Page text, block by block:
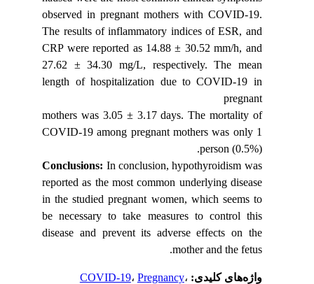
observed
in pregnant mothers with COVID-19.
The results of inflammatory indices of ESR, and
CRP were reported as 14.88 ± 30.52 mm/h, and
27.62 ± 34.30 mg/L, respectively. The mean
length of hospitalization due to COVID-19 in
pregnant
mothers was 3.05 ± 3.17 days. The mortality of
COVID-19 among pregnant mothers was only 1
person (0.5%).
Conclusions:In conclusion, hypothyroidism was
reported as the most common underlying disease
in the studied pregnant women, which seems to
be necessary
to take measures to control this
disease and prevent its adverse effects on the
mother and the fetus.
واژه‌های کلیدی: COVID-19،Pregnancy،